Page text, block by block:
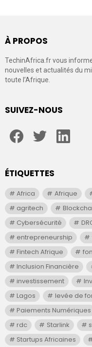
À PROPOS
TechinAfrica.fr vous
nouvelles et actualités du
toute l’Afrique.
SUIVEZ-NOUS
ÉTIQUETTES
Africa Afrique
agritech
Cybersécurité
entrepreneurship
Fintech Afrique
Inclusion Financière
investissement
Lagos
levée de
Paiements Numériques
rdc
Starlink
Startups Africaines